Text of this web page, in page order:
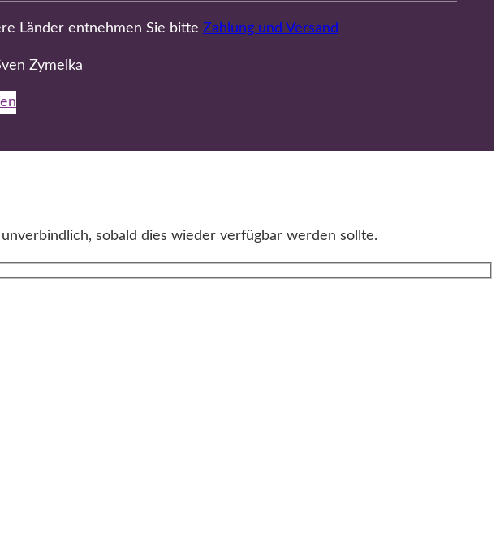
Länder entnehmen Sie bitte Zahlung und Versand
Zymelka
sobald dies wieder verfügbar werden sollte.